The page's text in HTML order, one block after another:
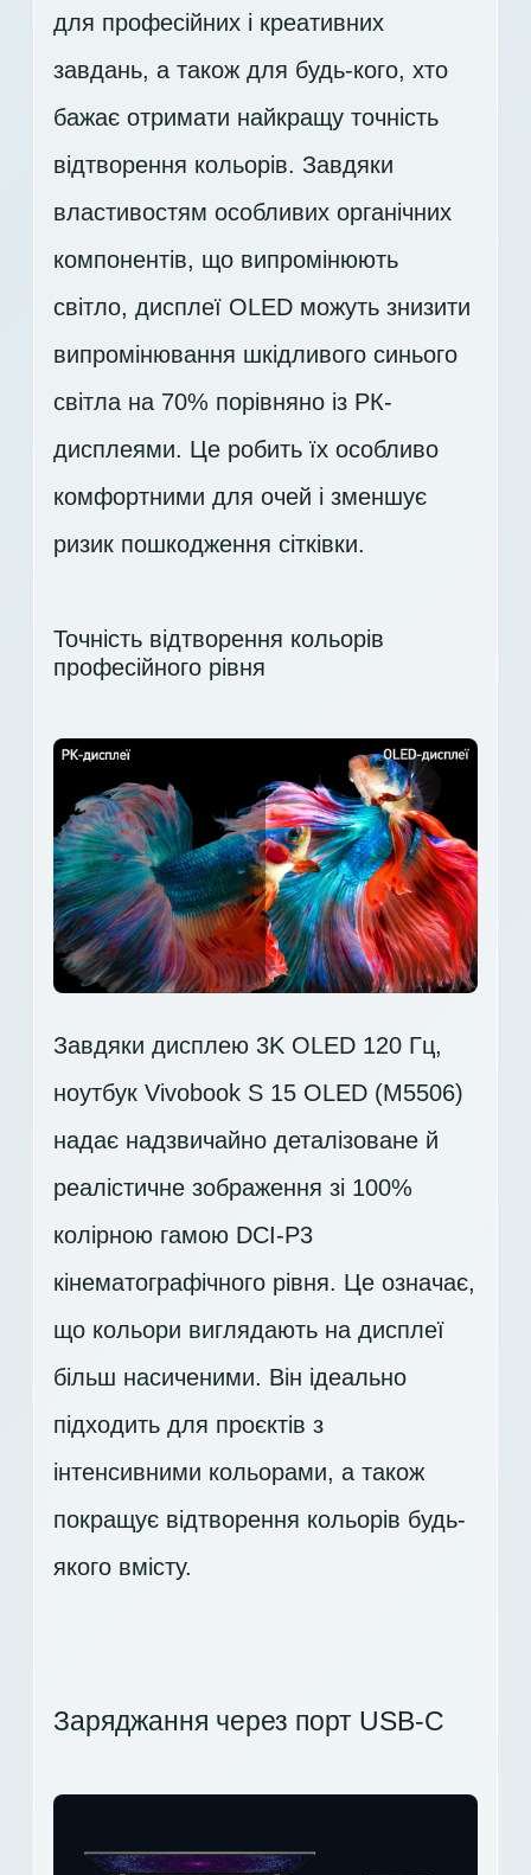
для професійних і креативних
завдань, а також для будь-кого, хто
бажає отримати найкращу точність
відтворення кольорів. Завдяки
властивостям особливих органічних
компонентів, що випромінюють
світло, дисплеї OLED можуть знизити
випромінювання шкідливого синього
світла на 70% порівняно із РК-
дисплеями. Це робить їх особливо
комфортними для очей і зменшує
ризик пошкодження сітківки.
Точність відтворення кольорів
професійного рівня
Завдяки дисплею 3K OLED 120 Гц,
ноутбук Vivobook S 15 OLED (M5506)
надає надзвичайно деталізоване й
реалістичне зображення зі 100%
колірною гамою DCI-P3
кінематографічного рівня. Це означає,
що кольори виглядають на дисплеї
більш насиченими. Він ідеально
підходить для проєктів з
інтенсивними кольорами, а також
покращує відтворення кольорів будь-
якого вмісту.
Заряджання через порт USB-C